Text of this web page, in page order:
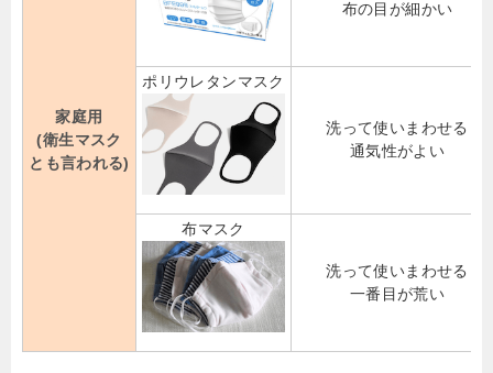
家庭用
(衛生マスク
とも言われる)
布の目が細かい
ポリウレタンマスク
洗って使いまわせる
通気性がよい
布マスク
洗って使いまわせる
一番目が荒い